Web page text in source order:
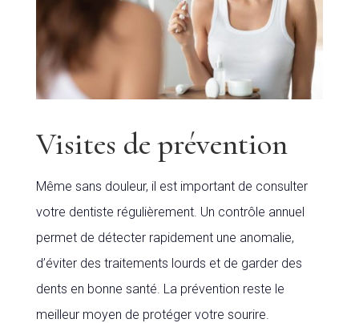
Visites de prévention
Même sans douleur, il est important de consulter
votre dentiste régulièrement. Un contrôle annuel
permet de détecter rapidement une anomalie,
d’éviter des traitements lourds et de garder des
dents en bonne santé. La prévention reste le
meilleur moyen de protéger votre sourire.